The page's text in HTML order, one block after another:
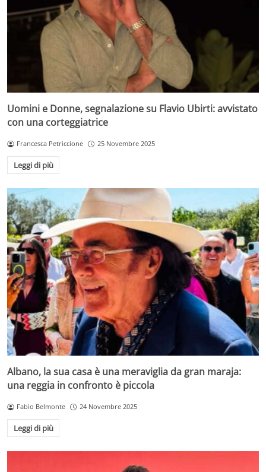
Uomini e Donne, segnalazione su Flavio Ubirti: avvistato
con una corteggiatrice
Francesca Petriccione 25 Novembre 2025
Leggi di più
Albano, la sua casa è una meraviglia da gran maraja:
una reggia in confronto è piccola
Fabio Belmonte 24 Novembre 2025
Leggi di più